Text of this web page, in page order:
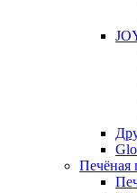
Печёная